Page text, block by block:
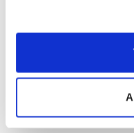
Badrumsmöbler